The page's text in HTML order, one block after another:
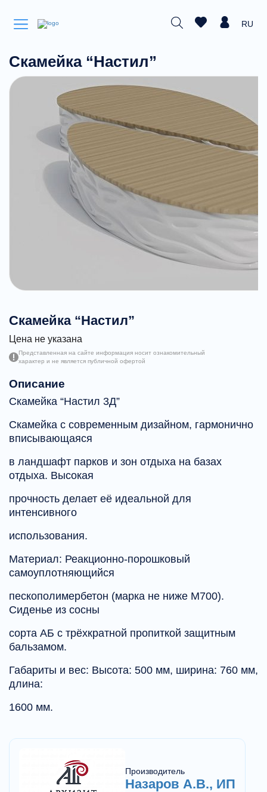
RU
Скамейка “Настил”
Скамейка “Настил”
Цена не указана
Представленная на сайте информация носит ознакомительный
характер и не является публичной офертой
Описание
Скамейка “Настил 3Д”
Скамейка с современным дизайном, гармонично
вписывающаяся
в ландшафт парков и зон отдыха на базах
отдыха. Высокая
прочность делает её идеальной для
интенсивного
использования.
Материал: Реакционно-порошковый
самоуплотняющийся
пескополимербетон (марка не ниже M700).
Сиденье из сосны
сорта АБ с трёхкратной пропиткой защитным
бальзамом.
Габариты и вес: Высота: 500 мм, ширина: 760 мм,
длина:
1600 мм.
Производитель
Назаров А.В., ИП